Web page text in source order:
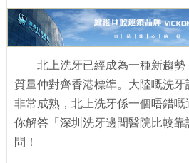
北上洗牙已經成為一種新趨勢
質量仲對齊香港標準。大陸嘅洗
非常成熟，北上洗牙係一個唔錯
你解答「深圳洗牙邊間醫院比較
問！